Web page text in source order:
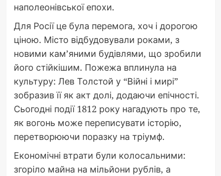
наполеонівської епохи.
Для Росії це була перемога, хоч і дорогою
ціною. Місто відбудовували роками, з
новими кам’яними будівлями, що зробили
його стійкішим. Пожежа вплинула на
культуру: Лев Толстой у “Війні і мирі”
зобразив її як акт долі, додаючи епічності.
Сьогодні події 1812 року нагадують про те,
як вогонь може переписувати історію,
перетворюючи поразку на тріумф.
Економічні втрати були колосальними:
згоріло майна на мільйони рублів, а